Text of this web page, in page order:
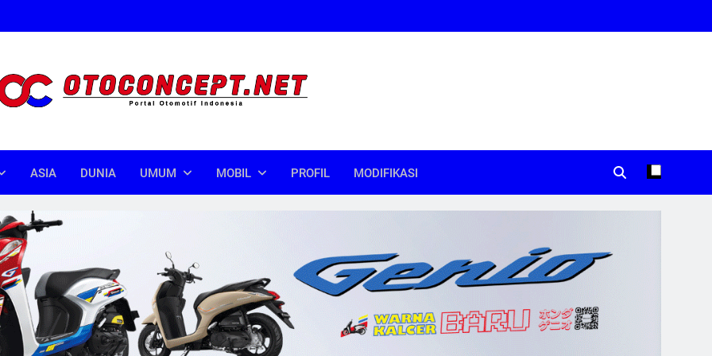
ASIA DUNIA UMUM MOBIL PROFIL MODIFIKASI